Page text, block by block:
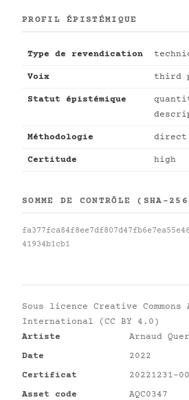
PROFIL ÉPISTÉMIQUE
Type de revendication
Voix third
Statut épistémique
Méthodologie direct
Certitude high
SOMME DE CONTRÔLE (SHA-
41934b1cb1
Sous licence Creative
International (CC BY 4.0)
Artiste
Arnaud
Date
2022
Certificat
20221231-
Asset code
AQC0347